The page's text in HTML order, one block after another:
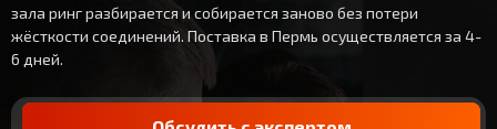
зала ринг разбирается и собирается заново без потери
жёсткости соединений. Поставка в Пермь осуществляется за 4-
6 дней.